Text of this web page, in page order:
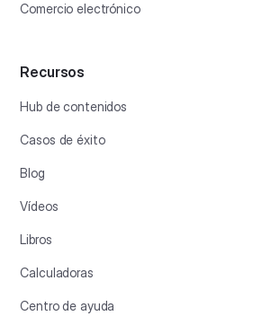
Comercio electrónico
Recursos
Hub de contenidos
Casos de éxito
Blog
Vídeos
Libros
Calculadoras
Centro de ayuda